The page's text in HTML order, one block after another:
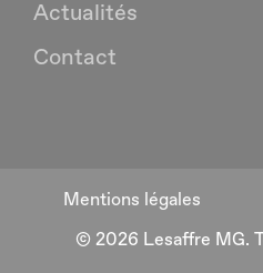
Actualités
Contact
Mentions légales
© 2026 Lesaffre MG.